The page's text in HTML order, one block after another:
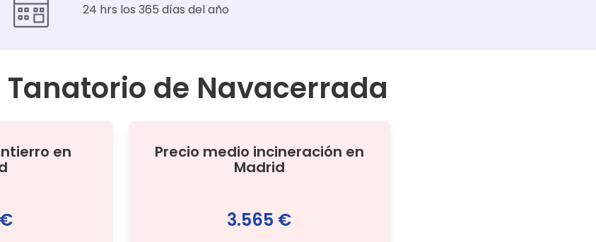
24 hrs los 365 días del año
Tanatorio de Navacerrada
en Precio medio incineración en
Madrid
3.565 €